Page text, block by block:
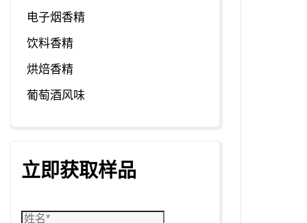
电子烟香精
饮料香精
烘焙香精
葡萄酒风味
立即获取样品